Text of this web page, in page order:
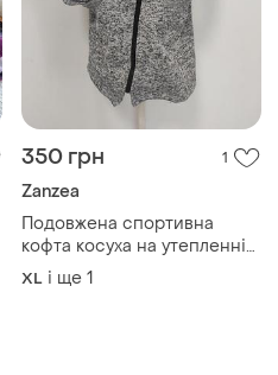
350 грн
Подовжена спортивна
кофта косуха на утепленні
xl/xxl ог 130-136
XL і ще 1